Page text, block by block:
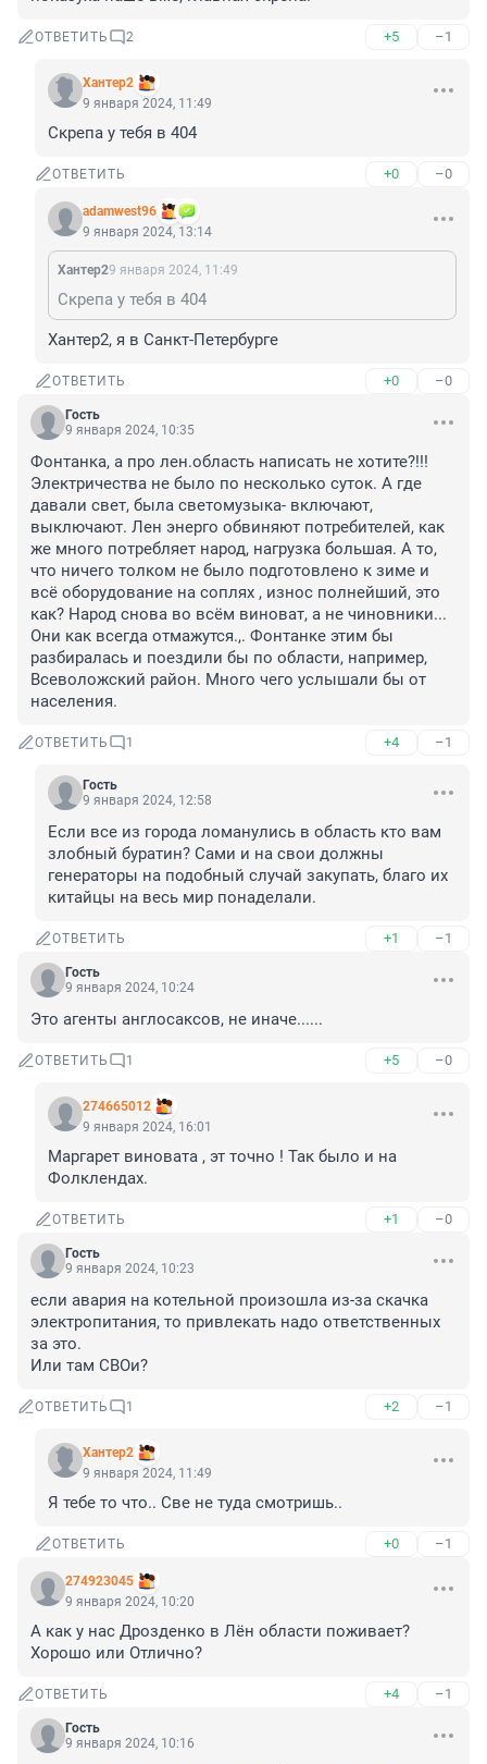
ОТВЕТИТЬ 2 +5 –1
Хантер2
9 января 2024, 11:49
Скрепа у тебя в 404
ОТВЕТИТЬ +0 –0
adamwest96
9 января 2024, 13:14
Хантер29 января 2024, 11:49
Скрепа у тебя в 404
Хантер2, я в Санкт-Петербурге
ОТВЕТИТЬ +0 –0
Гость
9 января 2024, 10:35
Фонтанка, а про лен.область написать не хотите?!!!
Электричества не было по несколько суток. А где
давали свет, была светомузыка- включают,
выключают. Лен энерго обвиняют потребителей, как
же много потребляет народ, нагрузка большая. А то,
что ничего толком не было подготовлено к зиме и
всё оборудование на соплях , износ полнейший, это
как? Народ снова во всём виноват, а не чиновники...
Они как всегда отмажутся.,. Фонтанке этим бы
разбиралась и поездили бы по области, например,
Всеволожский район. Много чего услышали бы от
населения.
ОТВЕТИТЬ 1 +4 –1
Гость
9 января 2024, 12:58
Если все из города ломанулись в область кто вам
злобный буратин? Сами и на свои должны
генераторы на подобный случай закупать, благо их
китайцы на весь мир понаделали.
ОТВЕТИТЬ +1 –1
Гость
9 января 2024, 10:24
Это агенты англосаксов, не иначе......
ОТВЕТИТЬ 1 +5 –0
274665012
9 января 2024, 16:01
Маргарет виновата , эт точно ! Так было и на
Фолклендах.
ОТВЕТИТЬ +1 –0
Гость
9 января 2024, 10:23
если авария на котельной произошла из-за скачка
электропитания, то привлекать надо ответственных
за это.
Или там СВОи?
ОТВЕТИТЬ 1 +2 –1
Хантер2
9 января 2024, 11:49
Я тебе то что.. Све не туда смотришь..
ОТВЕТИТЬ +0 –1
274923045
9 января 2024, 10:20
А как у нас Дрозденко в Лён области поживает?
Хорошо или Отлично?
ОТВЕТИТЬ +4 –1
Гость
9 января 2024, 10:16